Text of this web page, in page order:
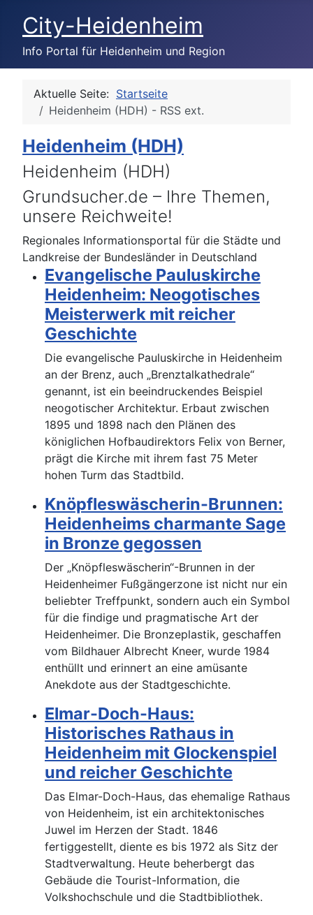
City-Heidenheim
Info Portal für Heidenheim und Region
Aktuelle Seite: Startseite
Heidenheim (HDH) - RSS ext.
Heidenheim (HDH)
Heidenheim (HDH)
Grundsucher.de – Ihre Themen,
unsere Reichweite!
Regionales Informationsportal für die Städte und
Landkreise der Bundesländer in Deutschland
Evangelische Pauluskirche
Heidenheim: Neogotisches
Meisterwerk mit reicher
Geschichte
Die evangelische Pauluskirche in Heidenheim
an der Brenz, auch „Brenztalkathedrale“
genannt, ist ein beeindruckendes Beispiel
neogotischer Architektur. Erbaut zwischen
1895 und 1898 nach den Plänen des
königlichen Hofbaudirektors Felix von Berner,
prägt die Kirche mit ihrem fast 75 Meter
hohen Turm das Stadtbild.
Knöpfleswäscherin-Brunnen:
Heidenheims charmante Sage
in Bronze gegossen
Der „Knöpfleswäscherin“-Brunnen in der
Heidenheimer Fußgängerzone ist nicht nur ein
beliebter Treffpunkt, sondern auch ein Symbol
für die findige und pragmatische Art der
Heidenheimer. Die Bronzeplastik, geschaffen
vom Bildhauer Albrecht Kneer, wurde 1984
enthüllt und erinnert an eine amüsante
Anekdote aus der Stadtgeschichte.
Elmar-Doch-Haus:
Historisches Rathaus in
Heidenheim mit Glockenspiel
und reicher Geschichte
Das Elmar-Doch-Haus, das ehemalige Rathaus
von Heidenheim, ist ein architektonisches
Juwel im Herzen der Stadt. 1846
fertiggestellt, diente es bis 1972 als Sitz der
Stadtverwaltung. Heute beherbergt das
Gebäude die Tourist-Information, die
Volkshochschule und die Stadtbibliothek.